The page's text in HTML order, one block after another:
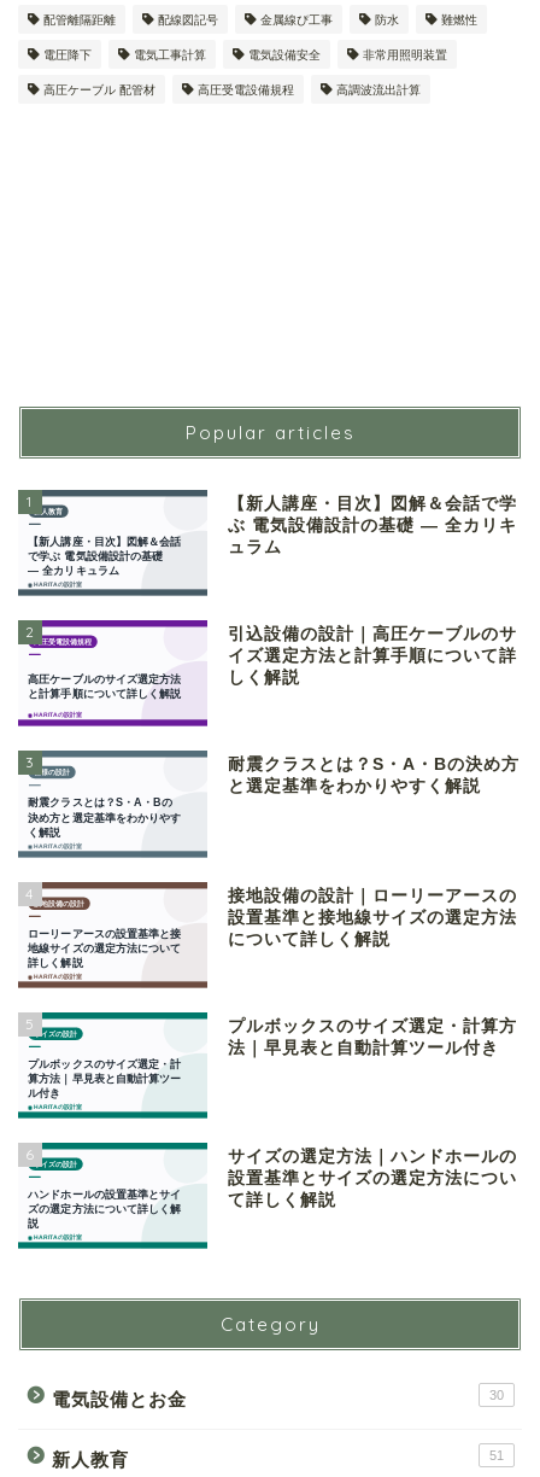
配管離隔距離 配線図記号 金属線ぴ工事 防水 難燃性
電圧降下 電気工事計算 電気設備安全 非常用照明装置
高圧ケーブル 配管材 高圧受電設備規程 高調波流出計算
Popular articles
1
【新人講座・目次】図解＆会話で学
ぶ 電気設備設計の基礎 ― 全カリキ
ュラム
2
引込設備の設計｜高圧ケーブルのサ
イズ選定方法と計算手順について詳
しく解説
3
耐震クラスとは？S・A・Bの決め方
と選定基準をわかりやすく解説
4
接地設備の設計｜ローリーアースの
設置基準と接地線サイズの選定方法
について詳しく解説
5
プルボックスのサイズ選定・計算方
法｜早見表と自動計算ツール付き
6
サイズの選定方法｜ハンドホールの
設置基準とサイズの選定方法につい
て詳しく解説
Category
電気設備とお金 30
新人教育 51